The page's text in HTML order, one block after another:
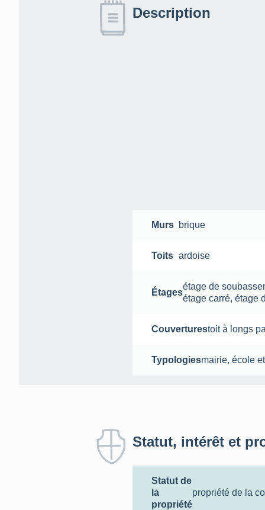
Description
Murs brique
Toits ardoise
Étages
étage de
étage carré, étage
Couverturestoit à longs
Typologiesmairie, école
Statut, intérêt et
Statut de
la
propriété
propriété de la